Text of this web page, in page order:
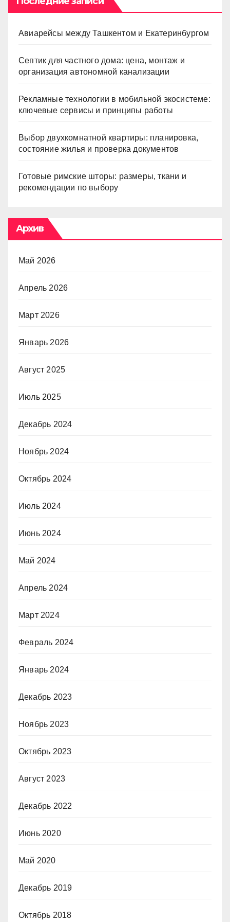
Авиарейсы между Ташкентом и Екатеринбургом
Септик для частного дома: цена, монтаж и
организация автономной канализации
Рекламные технологии в мобильной экосистеме:
ключевые сервисы и принципы работы
Выбор двухкомнатной квартиры: планировка,
состояние жилья и проверка документов
Готовые римские шторы: размеры, ткани и
рекомендации по выбору
Архив
Май 2026
Апрель 2026
Март 2026
Январь 2026
Август 2025
Июль 2025
Декабрь 2024
Ноябрь 2024
Октябрь 2024
Июль 2024
Июнь 2024
Май 2024
Апрель 2024
Март 2024
Февраль 2024
Январь 2024
Декабрь 2023
Ноябрь 2023
Октябрь 2023
Август 2023
Декабрь 2022
Июнь 2020
Май 2020
Декабрь 2019
Октябрь 2018